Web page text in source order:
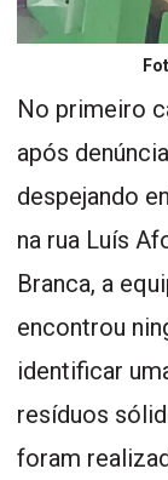
No primeiro
após
despejando
na rua Luís
Branca, a
encontrou
identificar
resíduos
foram